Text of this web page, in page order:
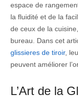
espace de
la fluidité et de la
de ceux de la
bureau. Dans cet
glissieres de tiroir,
peuvent améliorer
L’Art de la